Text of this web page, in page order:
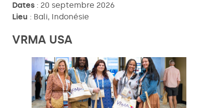
Dates : 20 septembre 2026
Lieu : Bali, Indonésie
VRMA USA